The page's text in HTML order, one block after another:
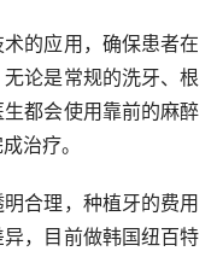
的应用，确保患者在
论是常规的洗牙、根
都会使用靠前的麻醉
治疗。
合理，种植牙的费用
，目前做韩国纽百特